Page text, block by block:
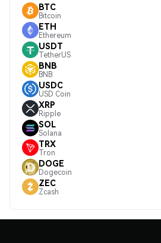
BTC
Bitcoin
ETH
Ethereum
USDT
TetherUS
BNB
BNB
USDC
USD Coin
XRP
Ripple
SOL
Solana
TRX
Tron
DOGE
Dogecoin
ZEC
Zcash